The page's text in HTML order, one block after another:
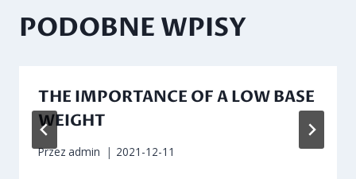
PODOBNE WPISY
THE IMPORTANCE OF A LOW BASE
WEIGHT
Przez admin 2021-12-11